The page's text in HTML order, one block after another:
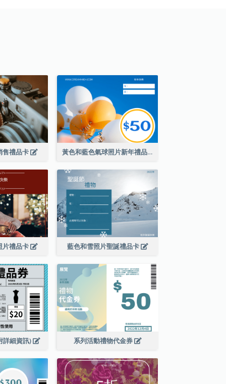
售禮品卡 黃色和藍色氣球照片新年禮品卡
片禮品卡 藍色和雪照片聖誕禮品卡
詳細資訊) 系列活動禮物代金券